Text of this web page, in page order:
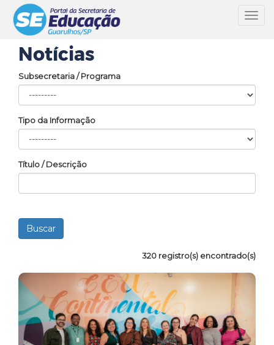
Notícias
Subsecretaria / Programa
Tipo da Informação
Título / Descrição
320 registro(s) encontrado(s)